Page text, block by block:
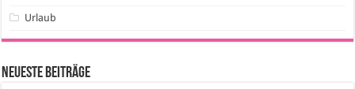
Urlaub
Neueste Beiträge